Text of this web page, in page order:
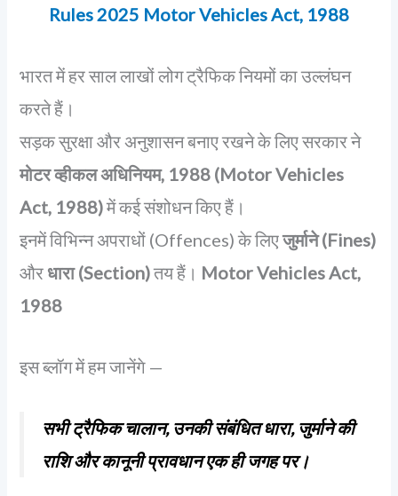
Rules 2025 Motor Vehicles Act, 1988
भारत में हर साल लाखों लोग ट्रैफिक नियमों का उल्लंघन
करते हैं।
सड़क सुरक्षा और अनुशासन बनाए रखने के लिए सरकार ने
मोटर व्हीकल अधिनियम, 1988 (Motor Vehicles
Act, 1988)में कई संशोधन किए हैं।
इनमें विभिन्न अपराधों (Offences) के लिएजुर्माने (Fines)
और धारा (Section)तय हैं। Motor Vehicles Act,
1988
इस ब्लॉग में हम जानेंगे —
सभी ट्रैफिक चालान, उनकी संबंधित धारा, जुर्माने की
राशि और कानूनी प्रावधान एक ही जगह पर।